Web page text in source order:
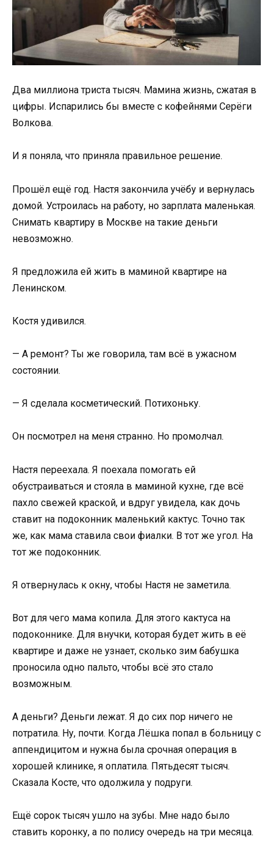
Два миллиона триста тысяч. Мамина жизнь, сжатая в
цифры. Испарились бы вместе с кофейнями Серёги
Волкова.
И я поняла, что приняла правильное решение.
Прошёл ещё год. Настя закончила учёбу и вернулась
домой. Устроилась на работу, но зарплата маленькая.
Снимать квартиру в Москве на такие деньги
невозможно.
Я предложила ей жить в маминой квартире на
Ленинском.
Костя удивился.
— А ремонт? Ты же говорила, там всё в ужасном
состоянии.
— Я сделала косметический. Потихоньку.
Он посмотрел на меня странно. Но промолчал.
Настя переехала. Я поехала помогать ей
обустраиваться и стояла в маминой кухне, где всё
пахло свежей краской, и вдруг увидела, как дочь
ставит на подоконник маленький кактус. Точно так
же, как мама ставила свои фиалки. В тот же угол. На
тот же подоконник.
Я отвернулась к окну, чтобы Настя не заметила.
Вот для чего мама копила. Для этого кактуса на
подоконнике. Для внучки, которая будет жить в её
квартире и даже не узнает, сколько зим бабушка
проносила одно пальто, чтобы всё это стало
возможным.
А деньги? Деньги лежат. Я до сих пор ничего не
потратила. Ну, почти. Когда Лёшка попал в больницу с
аппендицитом и нужна была срочная операция в
хорошей клинике, я оплатила. Пятьдесят тысяч.
Сказала Косте, что одолжила у подруги.
Ещё сорок тысяч ушло на зубы. Мне надо было
ставить коронку, а по полису очередь на три месяца.